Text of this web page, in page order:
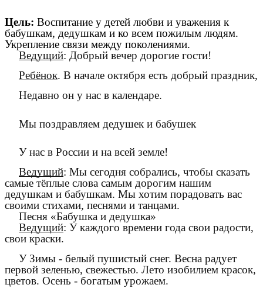
Цель: Воспитание у детей любви и уважения к
бабушкам, дедушкам и ко всем пожилым людям.
Укрепление связи между поколениями.
Ведущий: Добрый вечер дорогие гости!
Ребёнок. В начале октября есть добрый праздник,
Недавно он у нас в календаре.
Мы поздравляем дедушек и бабушек
У нас в России и на всей земле!
Ведущий: Мы сегодня собрались, чтобы сказать
самые тёплые слова самым дорогим нашим
дедушкам и бабушкам. Мы хотим порадовать вас
своими стихами, песнями и танцами.
Песня «Бабушка и дедушка»
Ведущий: У каждого времени года свои радости,
свои краски.
У Зимы - белый пушистый снег. Весна радует
первой зеленью, свежестью. Лето изобилием красок,
цветов. Осень - богатым урожаем.